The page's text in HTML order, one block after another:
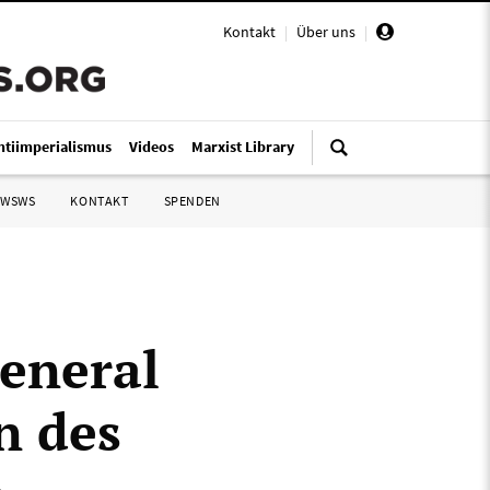
Kontakt | Über uns |
Videos Marxist Library
KONTAKT SPENDEN
des